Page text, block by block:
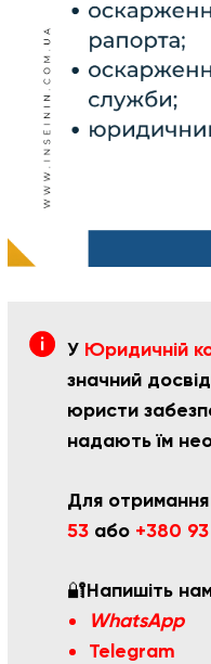
У Юридичній
значний
юристи
надають їм
Для отримання
53 або +380
🔐Напишіть
WhatsApp
Telegram